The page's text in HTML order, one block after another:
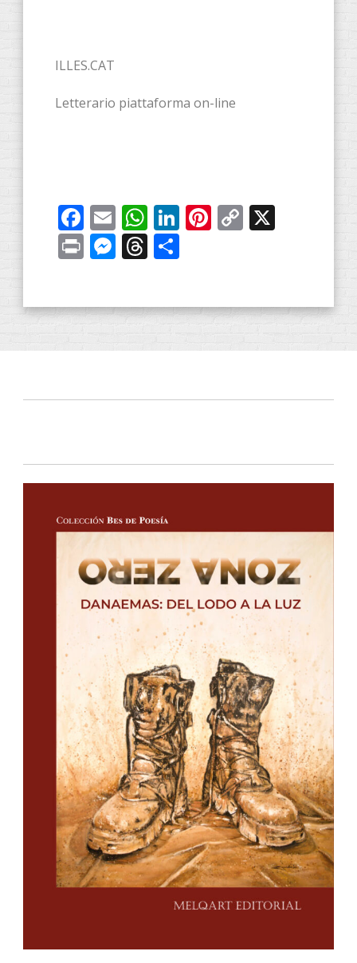
ILLES.CAT
Letterario piattaforma on-line
Facebook
EmailWhatsApp
LinkedIn
Pinterest
Copy
PrintMessenger
Threads